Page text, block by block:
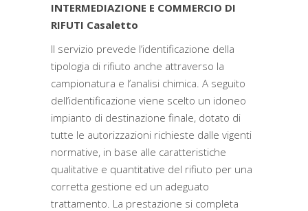
INTERMEDIAZIONE E COMMERCIO DI
RIFUTI Casaletto
Il servizio prevede l’identificazione della
tipologia di rifiuto anche attraverso la
campionatura e l’analisi chimica. A seguito
dell’identificazione viene scelto un idoneo
impianto di destinazione finale, dotato di
tutte le autorizzazioni richieste dalle vigenti
normative, in base alle caratteristiche
qualitative e quantitative del rifiuto per una
corretta gestione ed un adeguato
trattamento. La prestazione si completa